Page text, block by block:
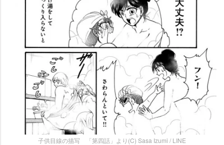
子供目線の描写 「第四話」より(C) Sasa Izumi / LINE